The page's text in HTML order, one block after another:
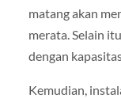
matang akan
merata. Selain
dengan
Kemudian,